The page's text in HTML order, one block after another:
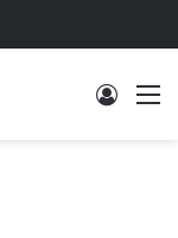
Log In